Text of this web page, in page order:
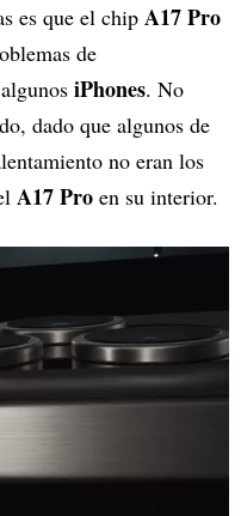
es que el chip A17 Pro
de
iPhones. No
dado que algunos de
no eran los
A17 Pro en su interior.